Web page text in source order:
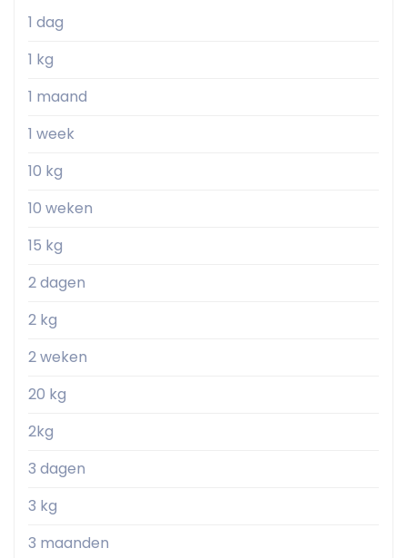
1 dag
1 kg
1 maand
1 week
10 kg
10 weken
15 kg
2 dagen
2 kg
2 weken
20 kg
2kg
3 dagen
3 kg
3 maanden